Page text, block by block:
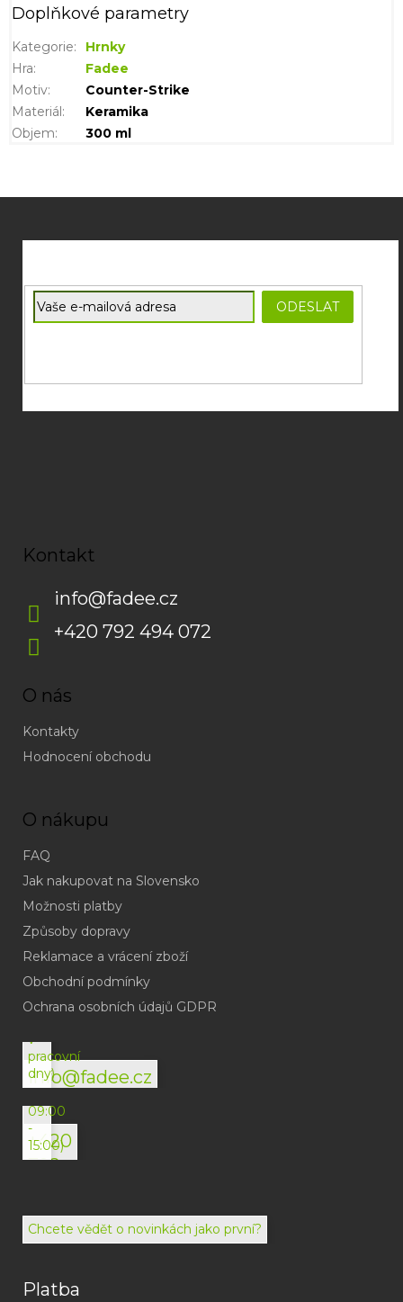
Doplňkové parametry
Kategorie:
Hrnky
Hra:
Fadee
Motiv:
Counter-Strike
Materiál :
Keramika
Objem: 300 ml
E-mail
ODESLAT
Kontakt
info@fadee.cz
+420 792 494 072
O nás
Kontakty
Hodnocení obchodu
O nákupu
FAQ
Jak nakupovat na Slovensko
Možnosti platby
Způsoby dopravy
Reklamace a vrácení zboží
Obchodní podmínky
Ochrana osobních údajů GDPR
info@fadee.cz
(odpověď
do
v
pracovní
dny)
+420
792
072
(Po-
09:00
-
15:00)
Chcete vědět o novinkách jako první?
Platba